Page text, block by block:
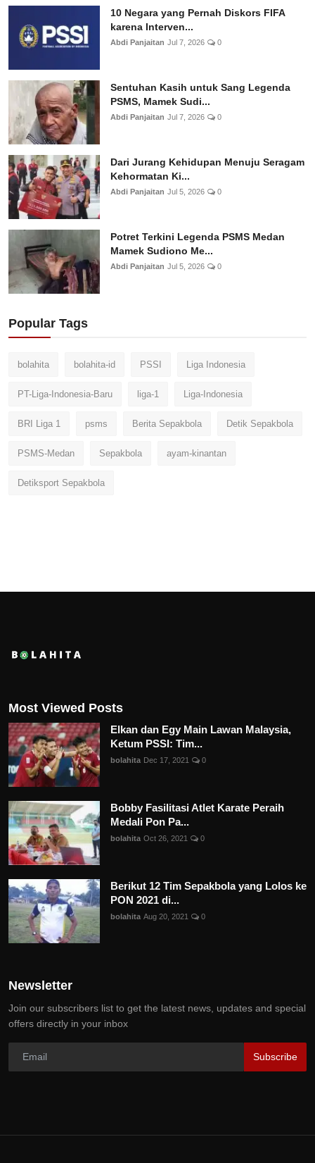
10 Negara yang Pernah Diskors FIFA
karena Interven...
Abdi Panjaitan Jul 7, 2026 0
Sentuhan Kasih untuk Sang Legenda
PSMS, Mamek Sudi...
Abdi Panjaitan Jul 7, 2026 0
Dari Jurang Kehidupan Menuju Seragam
Kehormatan Ki...
Abdi Panjaitan Jul 5, 2026 0
Potret Terkini Legenda PSMS Medan
Mamek Sudiono Me...
Abdi Panjaitan Jul 5, 2026 0
Popular Tags
bolahita bolahita-id PSSI Liga Indonesia
PT-Liga-Indonesia-Baru liga-1 Liga-Indonesia
BRI Liga 1 psms Berita Sepakbola Detik Sepakbola
PSMS-Medan Sepakbola ayam-kinantan
Detiksport Sepakbola
Most Viewed Posts
Elkan dan Egy Main Lawan Malaysia,
Ketum PSSI: Tim...
bolahita Dec 17, 2021 0
Bobby Fasilitasi Atlet Karate Peraih
Medali Pon Pa...
bolahita Oct 26, 2021 0
Berikut 12 Tim Sepakbola yang Lolos ke
PON 2021 di...
bolahita Aug 20, 2021 0
Newsletter
Join our subscribers list to get the latest news, updates and special
offers directly in your inbox
Subscribe